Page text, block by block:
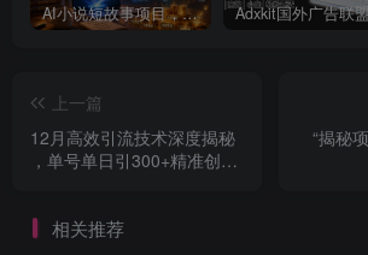
AI小说短故事项目，大佬亲测月入1-3W，零基础教你用AI批量产出优质短故事，实现一稿多吃多渠道变现
上一篇
12月高效引流技术深度揭秘
，单号单日引300+精准创业
“揭秘
相关推荐